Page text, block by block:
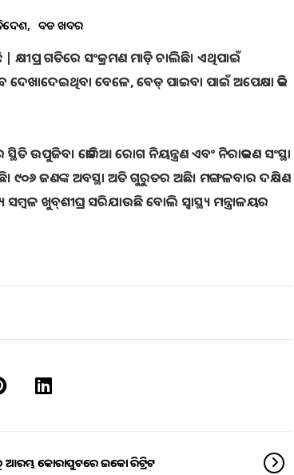
ବଡ ଖବର
କ୍ଷୀପ୍ର ଗତିରେ ସଂକ୍ରମଣ ମାଡ଼ି ଚାଲିଛି। ଏଥିପାଇଁ
ବେଳେ, ବେଡ୍‌ ପାଇବା ପାଇଁ ଅପେକ୍ଷା କରି
ସ୍ଥିତି ଉପୁଜିବ। କୋରିଆ ରୋଗ ନିୟନ୍ତ୍ରଣ ଏବଂ ନିରାକରଣ ସଂସ୍ଥା
୯୦୬ ଜଣଙ୍କ ଅବସ୍ଥା ଅତି ଗୁରୁତର ଅଛି। ମଙ୍ଗଳବାର ଦକ୍ଷିଣ
ଖୁବ୍‌ଶୀଘ୍ର ସରିଯାଉଛି ବୋଲି ସ୍ବାସ୍ଥ୍ୟ ମନ୍ତ୍ରାଳୟର
କୋରାପୁଟରେ ଇକୋ ରିଟ୍ରିଟ